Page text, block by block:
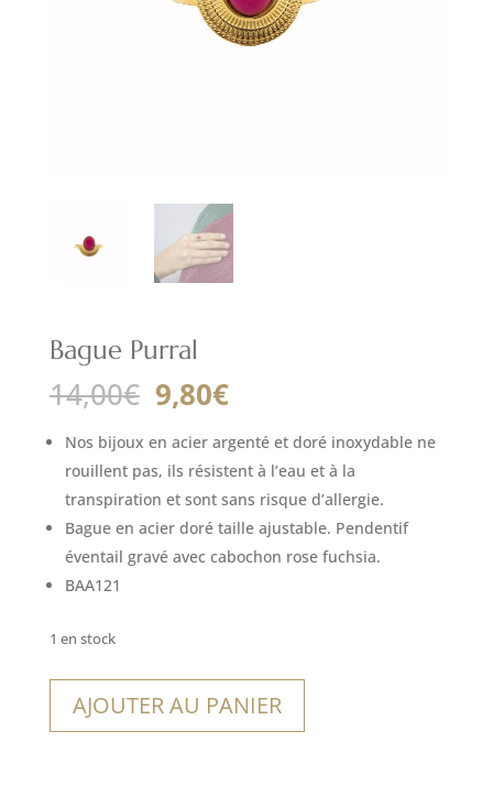
Bague Purral
14,00€ Le
prix
initial
était :
14,00€.
9,80€Le
actuel
est :
9,80€.
Nos bijoux en acier argenté et doré inoxydable ne
rouillent pas, ils résistent à l’eau et à la
transpiration et sont sans risque d’allergie.
Bague en acier doré taille ajustable. Pendentif
éventail gravé avec cabochon rose fuchsia.
BAA121
1 en stock
AJOUTER AU PANIER